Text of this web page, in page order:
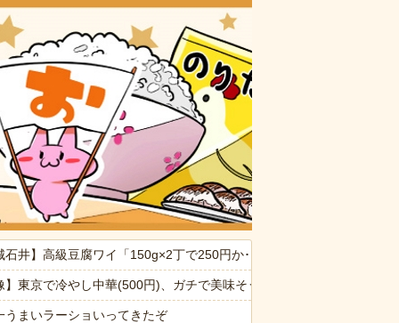
んでなん
ガンの匂い」がし始めたので、夫経由で「ガンではないか」と伝
て（カネモ…！）って思った
石井】高級豆腐ワイ「150g×2丁で250円か･･･高いけど美味そうだし
】東京で冷やし中華(500円)、ガチで美味そうｗｗｗｗｗｗ
うまいラーショいってきたぞ